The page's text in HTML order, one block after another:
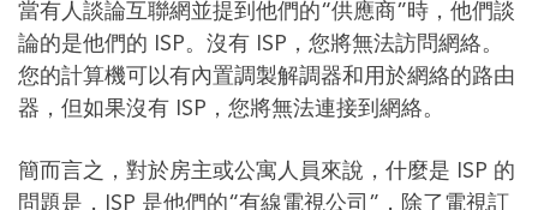
當有人談論互聯網並提到他們的“供應商”時，他們談
論的是他們的 ISP。沒有 ISP，您將無法訪問網絡。
您的計算機可以有內置調製解調器和用於網絡的路由
器，但如果沒有 ISP，您將無法連接到網絡。
簡而言之，對於房主或公寓人員來說，什麼是 ISP 的
問題是，ISP 是他們的“有線電視公司”，除了電視訂